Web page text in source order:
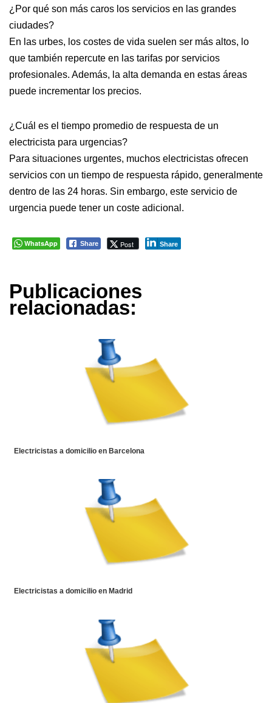
¿Por qué son más caros los servicios en las grandes
ciudades?
En las urbes, los costes de vida suelen ser más altos, lo
que también repercute en las tarifas por servicios
profesionales. Además, la alta demanda en estas áreas
puede incrementar los precios.
¿Cuál es el tiempo promedio de respuesta de un
electricista para urgencias?
Para situaciones urgentes, muchos electricistas ofrecen
servicios con un tiempo de respuesta rápido, generalmente
dentro de las 24 horas. Sin embargo, este servicio de
urgencia puede tener un coste adicional.
WhatsApp Share Post Share
Publicaciones
relacionadas:
Electricistas a domicilio en Barcelona
Electricistas a domicilio en Madrid